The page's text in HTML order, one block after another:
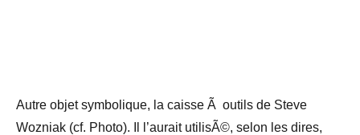
Autre objet symbolique, la caisse Ã outils de Steve
Wozniak (cf. Photo). Il l’aurait utilisÃ©, selon les dires,